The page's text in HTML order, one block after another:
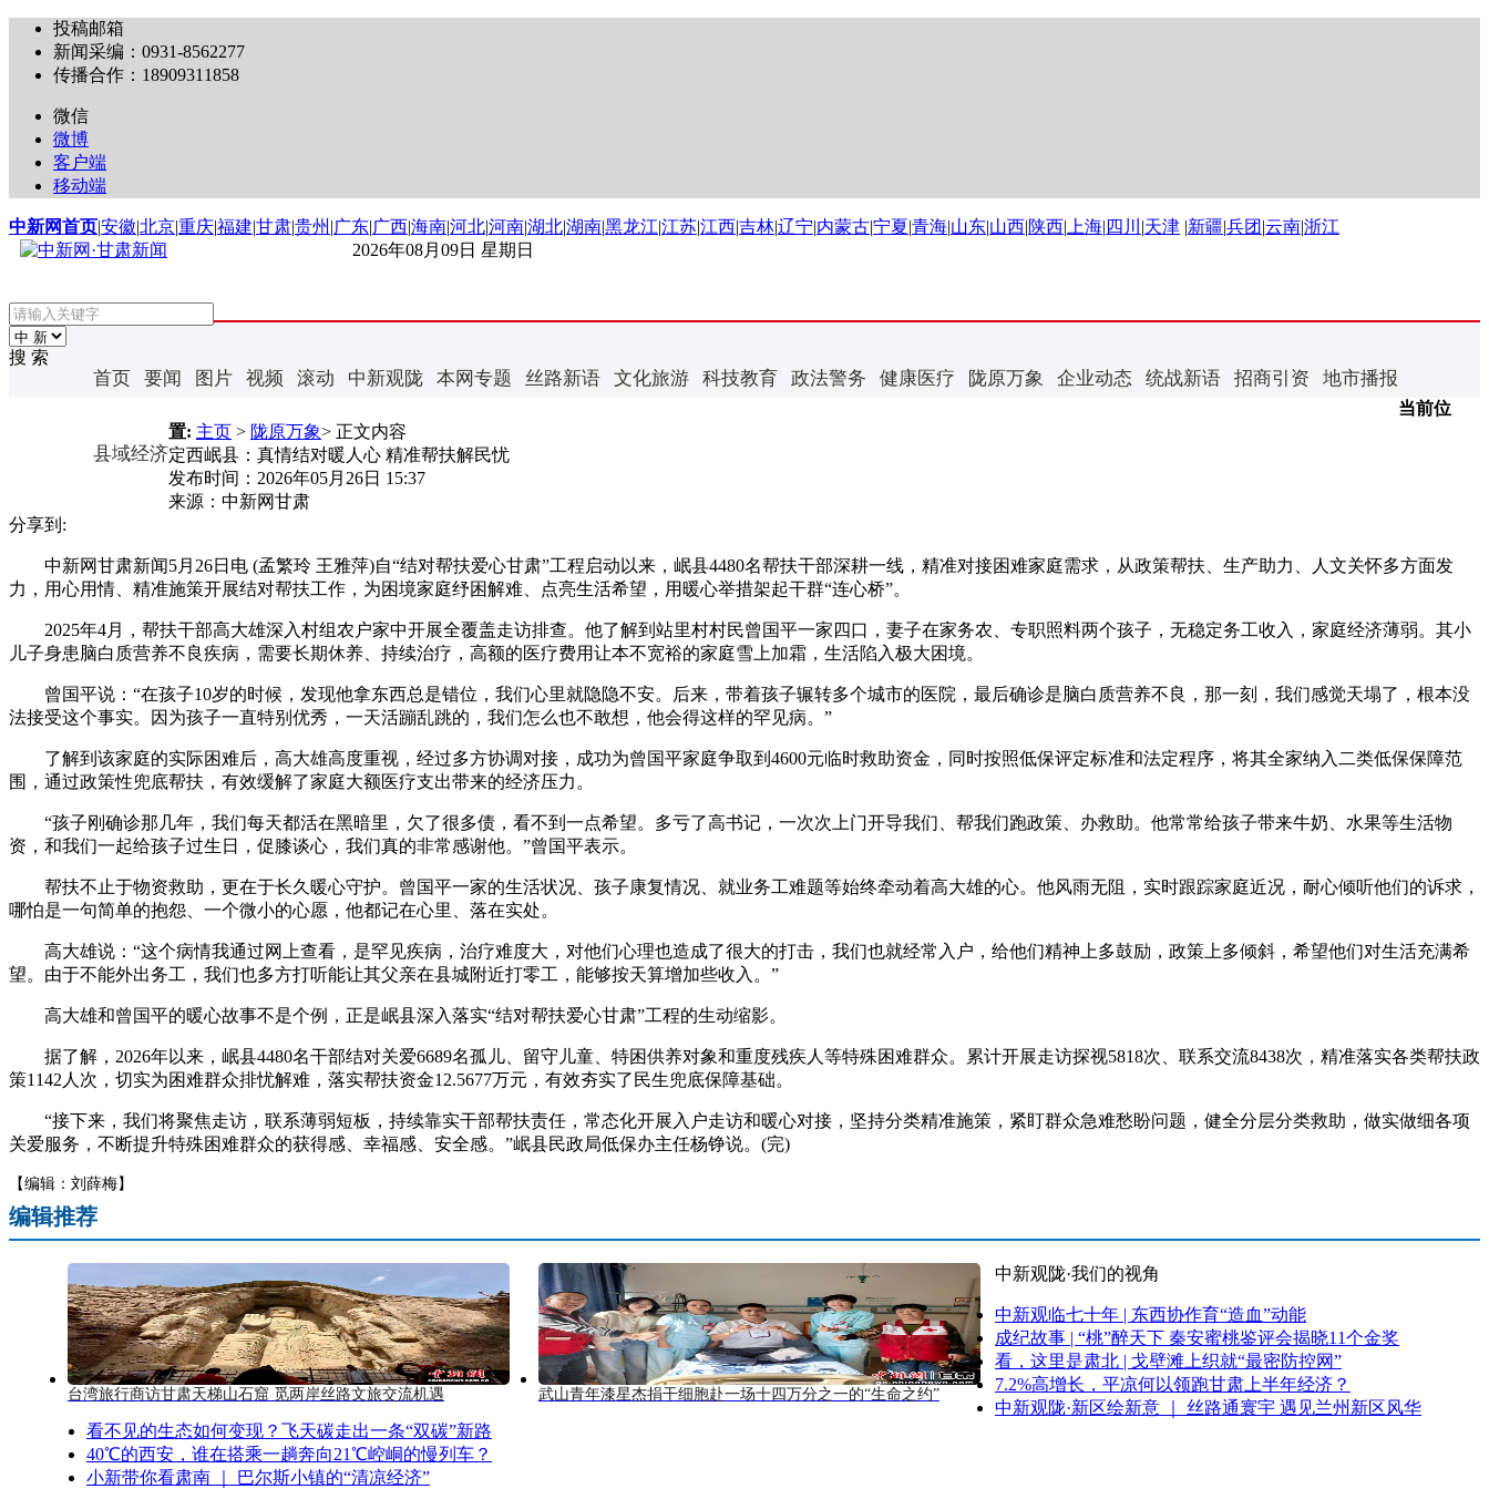
投稿邮箱
新闻采编：0931-8562277
传播合作：18909311858
微信
微博
客户端
移动端
中新网首页|安徽|北京|重庆|福建|甘肃|贵州 |广东|广西|海南|河北|河南|湖北|湖南|黑龙江|江苏|江西|吉林|辽宁|内蒙古|宁夏|青海|山东|山西|陕西| 上海| 四川 |天津 |新疆|兵团 |云南|浙江
2026年08月09日 星期日
搜 索
首页 要闻 图片 视频 滚动 中新观陇 本网专题 丝路新语 文化旅游 科技教育 政法警务 健康医疗 陇原万象 企业动态 统战新语 招商引资 地市播报
县域经济
当前位
置: 主页 > 陇原万象> 正文内容
定西岷县：真情结对暖人心 精准帮扶解民忧
发布时间： 2026年05月26日 15:37
来源： 中新网甘肃
分享到:
中新网甘肃新闻5月26日电 (孟繁玲 王雅萍)自“结对帮扶爱心甘肃”工程启动以来，岷县4480名帮扶干部深耕一线，精准对接困难家庭需求，从政策帮扶、生产助力、人文关怀多方面发
力，用心用情、精准施策开展结对帮扶工作，为困境家庭纾困解难、点亮生活希望，用暖心举措架起干群“连心桥”。
2025年4月，帮扶干部高大雄深入村组农户家中开展全覆盖走访排查。他了解到站里村村民曾国平一家四口，妻子在家务农、专职照料两个孩子，无稳定务工收入，家庭经济薄弱。其小
儿子身患脑白质营养不良疾病，需要长期休养、持续治疗，高额的医疗费用让本不宽裕的家庭雪上加霜，生活陷入极大困境。
曾国平说：“在孩子10岁的时候，发现他拿东西总是错位，我们心里就隐隐不安。后来，带着孩子辗转多个城市的医院，最后确诊是脑白质营养不良，那一刻，我们感觉天塌了，根本没
法接受这个事实。因为孩子一直特别优秀，一天活蹦乱跳的，我们怎么也不敢想，他会得这样的罕见病。”
了解到该家庭的实际困难后，高大雄高度重视，经过多方协调对接，成功为曾国平家庭争取到4600元临时救助资金，同时按照低保评定标准和法定程序，将其全家纳入二类低保保障范
围，通过政策性兜底帮扶，有效缓解了家庭大额医疗支出带来的经济压力。
“孩子刚确诊那几年，我们每天都活在黑暗里，欠了很多债，看不到一点希望。多亏了高书记，一次次上门开导我们、帮我们跑政策、办救助。他常常给孩子带来牛奶、水果等生活物
资，和我们一起给孩子过生日，促膝谈心，我们真的非常感谢他。”曾国平表示。
帮扶不止于物资救助，更在于长久暖心守护。曾国平一家的生活状况、孩子康复情况、就业务工难题等始终牵动着高大雄的心。他风雨无阻，实时跟踪家庭近况，耐心倾听他们的诉求，
哪怕是一句简单的抱怨、一个微小的心愿，他都记在心里、落在实处。
高大雄说：“这个病情我通过网上查看，是罕见疾病，治疗难度大，对他们心理也造成了很大的打击，我们也就经常入户，给他们精神上多鼓励，政策上多倾斜，希望他们对生活充满希
望。由于不能外出务工，我们也多方打听能让其父亲在县城附近打零工，能够按天算增加些收入。”
高大雄和曾国平的暖心故事不是个例，正是岷县深入落实“结对帮扶爱心甘肃”工程的生动缩影。
据了解，2026年以来，岷县4480名干部结对关爱6689名孤儿、留守儿童、特困供养对象和重度残疾人等特殊困难群众。累计开展走访探视5818次、联系交流8438次，精准落实各类帮扶政
策1142人次，切实为困难群众排忧解难，落实帮扶资金12.5677万元，有效夯实了民生兜底保障基础。
“接下来，我们将聚焦走访，联系薄弱短板，持续靠实干部帮扶责任，常态化开展入户走访和暖心对接，坚持分类精准施策，紧盯群众急难愁盼问题，健全分层分类救助，做实做细各项
关爱服务，不断提升特殊困难群众的获得感、幸福感、安全感。”岷县民政局低保办主任杨铮说。(完)
【编辑：刘薛梅】
编辑推荐
台湾旅行商访甘肃天梯山石窟 觅两岸丝路文旅交流机遇 武山青年漆星杰捐干细胞赴一场十四万分之一的“生命之约”
中新观陇·我们的视角
中新观临七十年 | 东西协作育“造血”动能
成纪故事 | “桃”醉天下 秦安蜜桃鉴评会揭晓11个金奖
看，这里是肃北 | 戈壁滩上织就“最密防控网”
7.2%高增长，平凉何以领跑甘肃上半年经济？
中新观陇·新区绘新意 ｜ 丝路通寰宇 遇见兰州新区风华
看不见的生态如何变现？飞天碳走出一条“双碳”新路
40℃的西安，谁在搭乘一趟奔向21℃崆峒的慢列车？
小新带你看肃南 ｜ 巴尔斯小镇的“清凉经济”